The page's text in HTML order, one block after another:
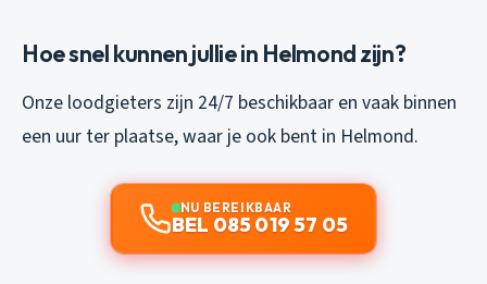
Hoe snel kunnen jullie in Helmond zijn?
Onze loodgieters zijn 24/7 beschikbaar en vaak binnen
een uur ter plaatse, waar je ook bent in Helmond.
NU BEREIKBAAR
BEL 085 019 57 05